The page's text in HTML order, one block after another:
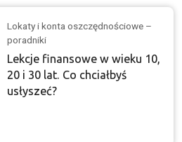
Lokaty i konta oszczędnościowe –
poradniki
Lekcje finansowe w wieku 10,
20 i 30 lat. Co chciałbyś
usłyszeć?